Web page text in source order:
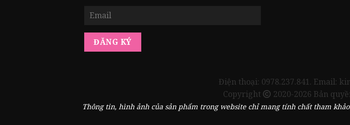
Điện thoại: 0978.237.841. Email:
Copyright
2020-2026 Bản
Thông tin, hình ảnh của sản phẩm trong website chỉ mang tính chất tham